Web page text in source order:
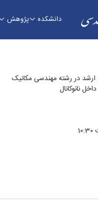
دانشکده پژوهش
ارشد در رشته
ارشد در رشته مهندسی مکانیک
نانوکانال